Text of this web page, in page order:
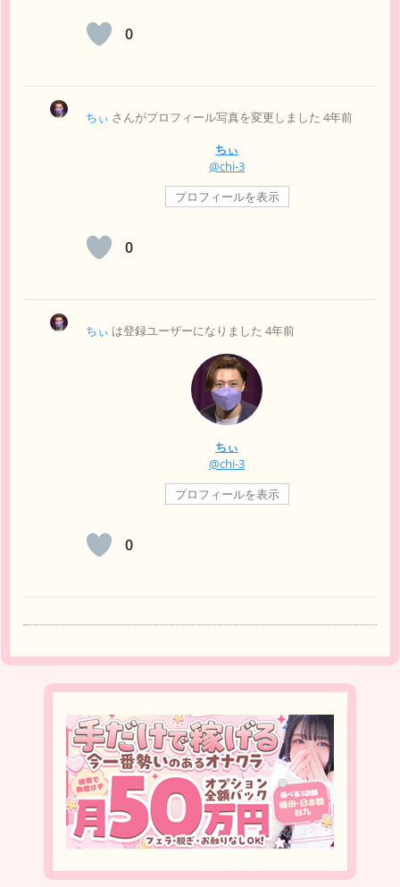
0
ちぃ さんがプロフィール写真を変更しました 4年前
ちぃ
@chi-3
プロフィールを表示
0
ちぃ は登録ユーザーになりました 4年前
ちぃ
@chi-3
プロフィールを表示
0